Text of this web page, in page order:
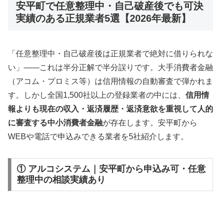
安平町で任意整理中・自己破産後でも可決
実績のある正規業者5選【2026年最新】
「任意整理中・自己破産後は正規業者で絶対に借りられな
い」——これは半分正解で半分誤りです。大手消費者金融
（アコム・プロミス等）は信用情報の自動審査で弾かれま
す。しかし全国1,500社以上の登録業者の中には、 信用情
報よりも現在の収入・返済履歴・返済意欲を重視して人的
に審査する中小消費者金融が存在します。安平町から
WEBや電話で申込みできる業者を5社紹介します。
① アルコシステム｜安平町から申込み可・任意
整理中の相談実績あり